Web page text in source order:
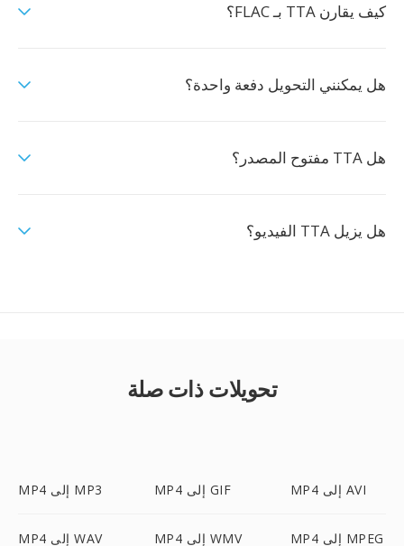
كيف يقارن TTA بـ FLAC؟
هل يمكنني التحويل دفعة واحدة؟
هل TTA مفتوح المصدر؟
هل يزيل TTA الفيديو؟
تحويلات ذات صلة
MP4 إلى MP3 MP4 إلى GIF MP4 إلى AVI
MP4 إلى WAV MP4 إلى WMV MP4 إلى MPEG